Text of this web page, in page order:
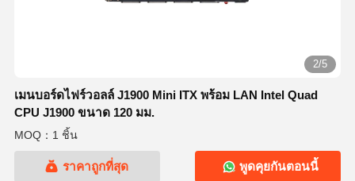
2/5
เมนบอร์ดไฟร์วอลล์ J1900 Mini ITX พร้อม LAN Intel Quad
CPU J1900 ขนาด 120 มม.
MOQ：1 ชิ้น
ราคาถูกที่สุด พูดคุยกันตอนนี้